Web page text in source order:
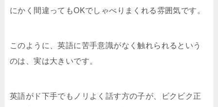
にかく間違ってもOKでしゃべりまくれる雰囲気です。
このように、英語に苦手意識がなく触れられるという
のは、実は大きいです。
英語がド下手でもノリよく話す方の子が、ビクビク正